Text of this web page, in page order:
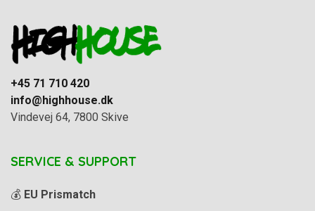
+45 71 710 420
info@highhouse.dk
Vindevej 64, 7800 Skive
SERVICE & SUPPORT
💰 EU Prismatch